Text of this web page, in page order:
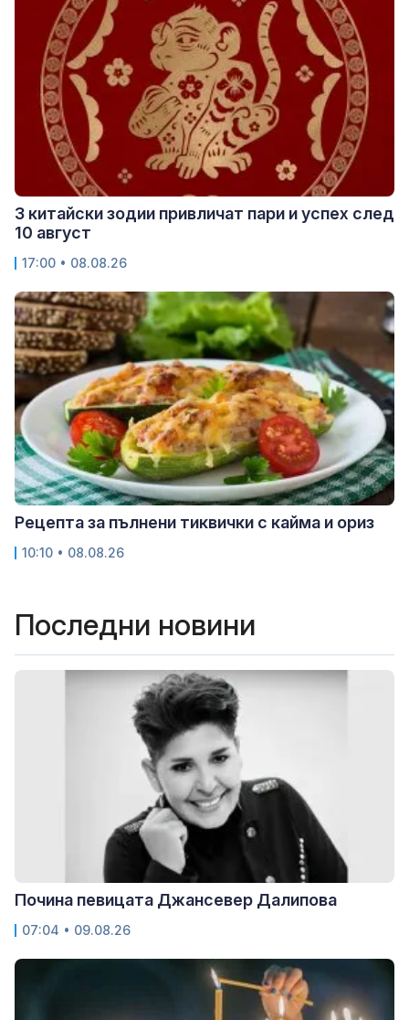
3 китайски зодии привличат пари и успех след
10 август
17:00 • 08.08.26
Рецепта за пълнени тиквички с кайма и ориз
10:10 • 08.08.26
Последни новини
Почина певицата Джансевер Далипова
07:04 • 09.08.26